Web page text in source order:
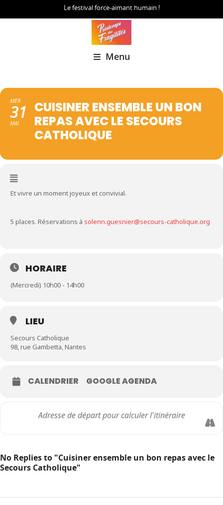
Le festival force-aimant humain !
Menu
MER
31
MAI
CUISINER ENSEMBLE UN BON
REPAS AVEC LE SECOURS
CATHOLIQUE
Et vivre un moment joyeux et convivial.
5 places. Réservations à solenn.guesnier@secours-catholique.org
HORAIRE
(Mercredi) 10h00 - 14h00
LIEU
Secours Catholique
98, rue Gambetta, Nantes
CALENDRIER GOOGLE AGENDA
No Replies to "Cuisiner ensemble un bon repas avec le
Secours Catholique"